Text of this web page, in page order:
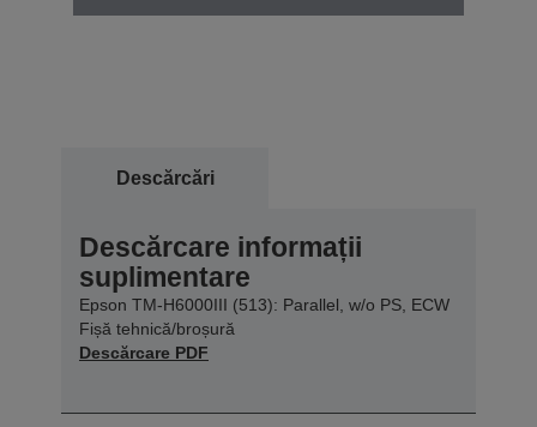
Descărcări
Descărcare informații
suplimentare
Epson TM-H6000III (513): Parallel, w/o PS, ECW
Fișă tehnică/broșură
Descărcare PDF